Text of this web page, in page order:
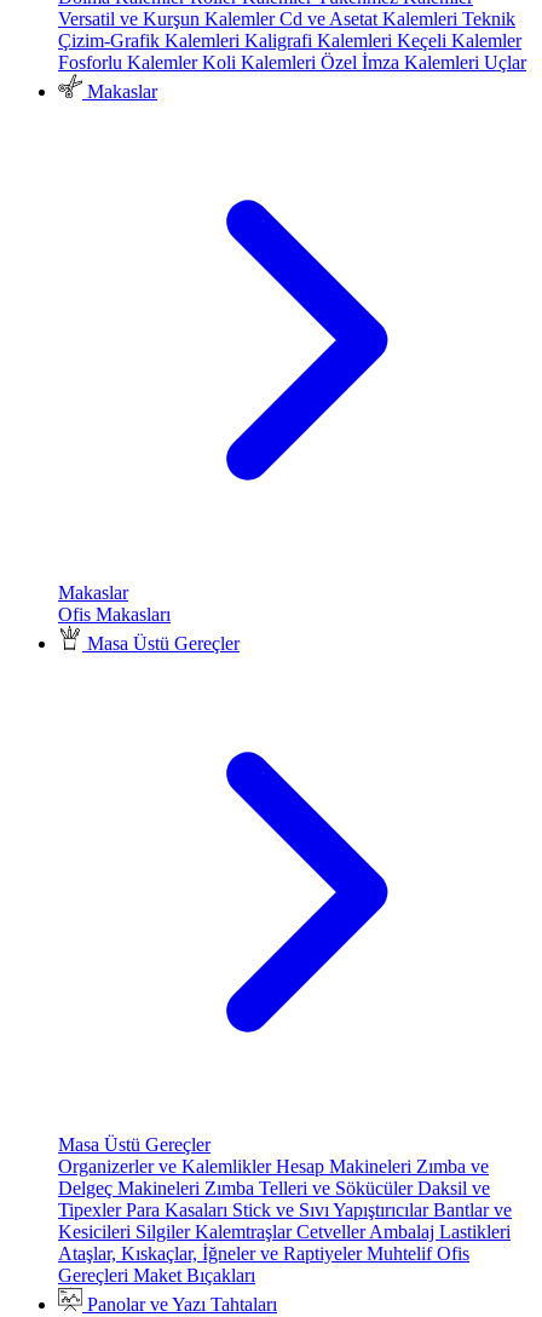
Versatil ve Kurşun KalemlerCd ve Asetat Kalemleri Teknik
Çizim-Grafik Kalemleri Kaligrafi Kalemleri Keçeli Kalemler
Fosforlu KalemlerKoli Kalemleri Özel İmza Kalemleri Uçlar
Makaslar
Makaslar
Ofis Makasları
Masa Üstü Gereçler
Masa Üstü Gereçler
Organizerler ve KalemliklerHesap Makineleri Zımba ve
Delgeç Makineleri Zımba Telleri ve SökücülerDaksil ve
TipexlerPara Kasaları Stick ve Sıvı YapıştırıcılarBantlar ve
Kesicileri SilgilerKalemtraşlarCetvellerAmbalaj Lastikleri
Ataşlar, Kıskaçlar, İğneler ve RaptiyelerMuhtelif Ofis
Gereçleri Maket Bıçakları
Panolar ve Yazı Tahtaları